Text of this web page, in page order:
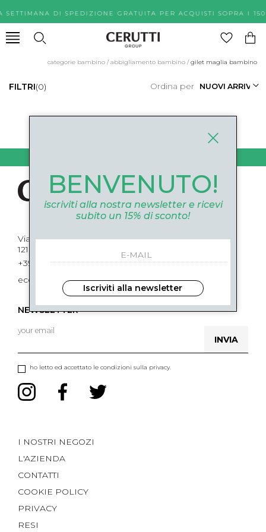
SETTIMANA DI SPEDIZIONE GRATUITA PER ACQUISTI
categorie bambino /abbigliamento bambino /gilet maglia bambino
FILTRI(0) Ordina per
Via Roma, 52 Cuneo
12100 Cuneo
+39 0171694239
ecommerce@ceruttigroup.com
NEWSLETTER
ho letto ed accettato le condizioni sulla privacy.
INVIA
I NOSTRI NEGOZI
L'AZIENDA
CONTATTI
COOKIE POLICY
PRIVACY
RESI
BENVENUTO!
iscriviti alla nostra newsletter e ricevi
subito un 15% di sconto!
Iscriviti alla newsletter